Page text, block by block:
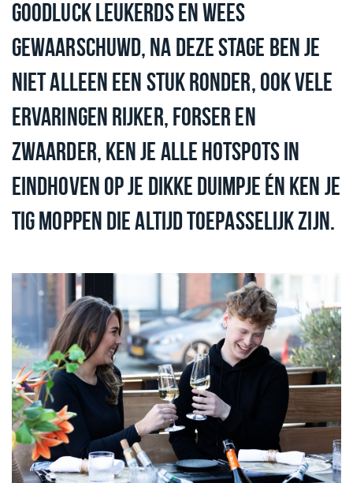
GOODLUCK LEUKERDS EN WEES
GEWAARSCHUWD, NA DEZE STAGE BEN JE
NIET ALLEEN EEN STUK RONDER, OOK VELE
ERVARINGEN RIJKER, FORSER EN
ZWAARDER, KEN JE ALLE HOTSPOTS IN
EINDHOVEN OP JE DIKKE DUIMPJE ÉN KEN JE
TIG MOPPEN DIE ALTIJD TOEPASSELIJK ZIJN.